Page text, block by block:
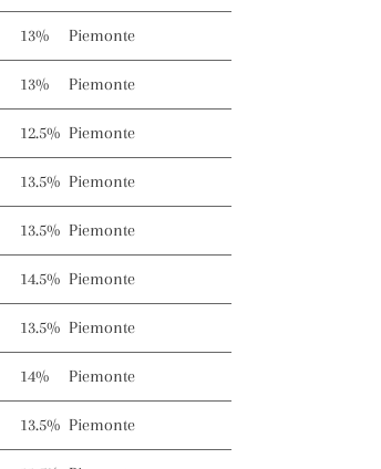
13% Piemonte
13% Piemonte
12.5% Piemonte
13.5% Piemonte
13.5% Piemonte
14.5% Piemonte
13.5% Piemonte
14% Piemonte
13.5% Piemonte